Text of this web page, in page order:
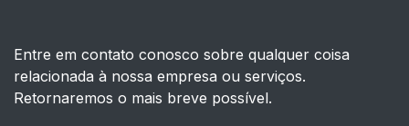
Entre em contato conosco sobre qualquer coisa
relacionada à nossa empresa ou serviços.
Retornaremos o mais breve possível.